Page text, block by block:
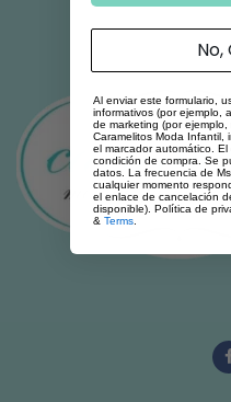
Al enviar este formulario,
informativos (por ejemplo,
de marketing (por
Caramelitos Moda Infantil,
el marcador automático.
condición de compra. Se
datos. La frecuencia de
cualquier momento
el enlace de cancelación
disponible). Política de
& Terms